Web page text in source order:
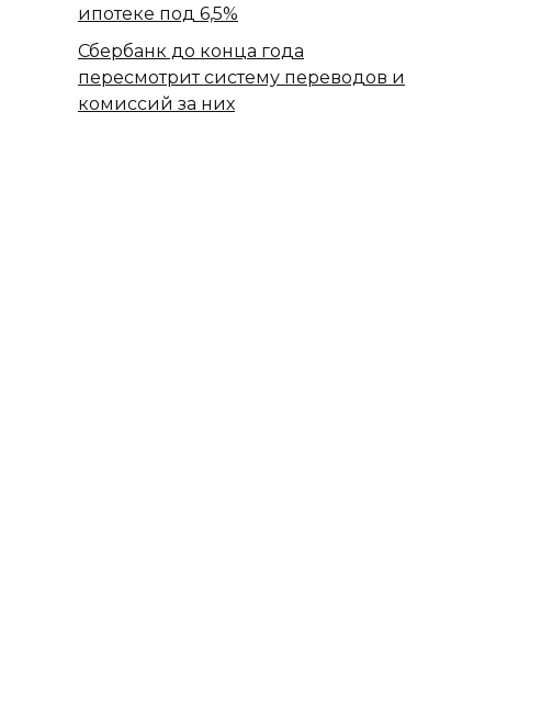
ипотеке под 6,5%
Сбербанк​ до конца года
пересмотрит систему переводов и
комиссий за них